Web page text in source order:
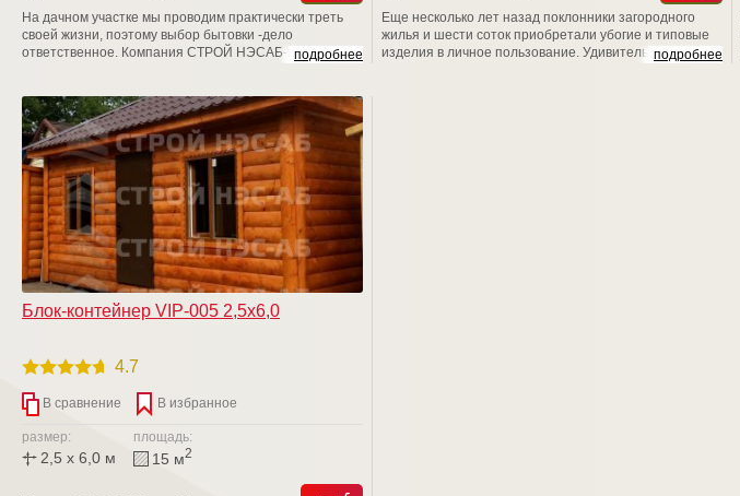
подробнее
На дачном участке мы проводим практически треть
своей жизни, поэтому выбор бытовки -дело
ответственное. Компания СТРОЙ НЭСАБ-н дарит
площадку, рассмотрите БЫТОВКИ поближе, уверяем
Вас, что Вы не останетесь равнодушными
подробнее
Еще несколько лет назад поклонники загородного
жилья и шести соток приобретали убогие и типовые
изделия в личное пользование. Удивительно, но,
Блок-контейнер VIP-005 2,5х6,0
4.7
В сравнение В избранное
размер:
2,5 x 6,0 м
площадь:
15 м2